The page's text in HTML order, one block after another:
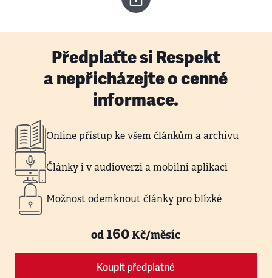
Předplaťte si Respekt
a nepřicházejte o cenné
informace.
Online přístup ke všem článkům a archivu
Články i v audioverzi a mobilní aplikaci
Možnost odemknout články pro blízké
od160Kč/měsíc
Koupit předplatné